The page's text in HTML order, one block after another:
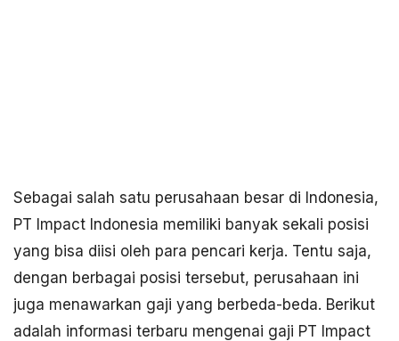
Sebagai salah satu perusahaan besar di Indonesia,
PT Impact Indonesia memiliki banyak sekali posisi
yang bisa diisi oleh para pencari kerja. Tentu saja,
dengan berbagai posisi tersebut, perusahaan ini
juga menawarkan gaji yang berbeda-beda. Berikut
adalah informasi terbaru mengenai gaji PT Impact